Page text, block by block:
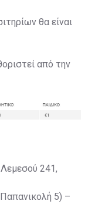
θα είναι
από την
241,
5) –